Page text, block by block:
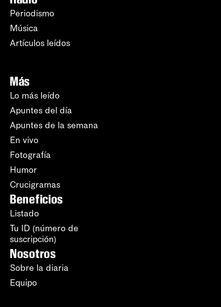
Periodismo
Música
Artículos leídos
Más
Lo más leído
Apuntes del día
Apuntes de la semana
En vivo
Fotografía
Humor
Crucigramas
Beneficios
Listado
Tu ID (número de
suscripción)
Nosotros
Sobre la diaria
Equipo